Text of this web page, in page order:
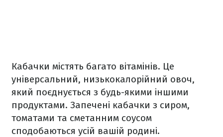
Кабачки містять багато вітамінів. Це
універсальний, низькокалорійний овоч,
який поєднується з будь-якими іншими
продуктами. Запечені кабачки з сиром,
томатами та сметанним соусом
сподобаються усій вашій родині.